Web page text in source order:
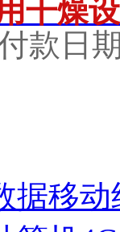
干燥
款日
据移动